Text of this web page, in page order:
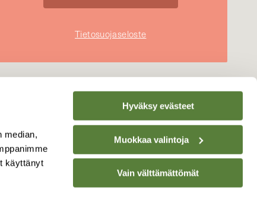
median,
käyttänyt
Hyväksy evästeet
Muokkaa valintoja
Vain välttämättömät
Tietosuojaseloste